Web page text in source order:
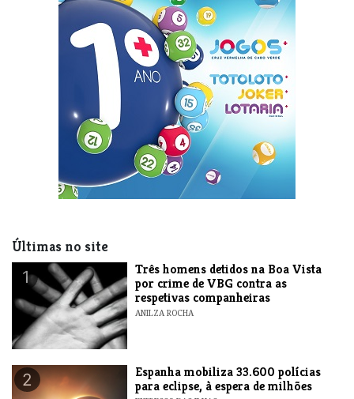
Últimas no site
1
Três homens detidos na Boa Vista
por crime de VBG contra as
respetivas companheiras
ANILZA ROCHA
2
Espanha mobiliza 33.600 polícias
para eclipse, à espera de milhões